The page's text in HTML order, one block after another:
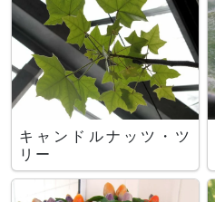
キャンドルナッツ・ツ
リー